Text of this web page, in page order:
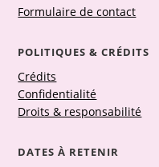
Formulaire de contact
POLITIQUES & CRÉDITS
Crédits
Confidentialité
Droits & responsabilité
DATES À RETENIR